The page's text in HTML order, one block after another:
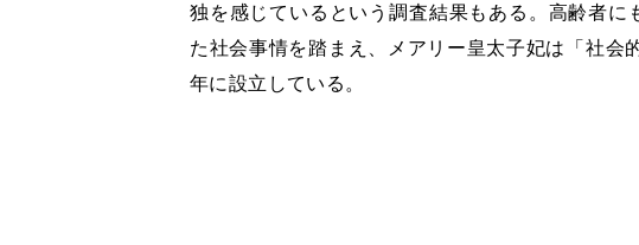
独を感じているという調査結果もある。高齢者に
た社会事情を踏まえ、メアリー皇太子妃は「社会
年に設立している。